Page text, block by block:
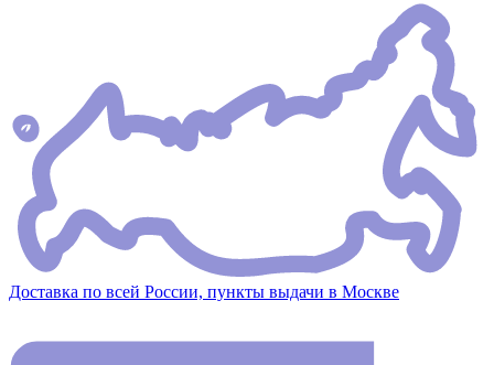
Доставка по всей России, пункты выдачи в Москве